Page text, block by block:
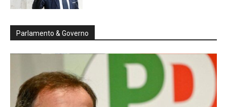
Parlamento & Governo